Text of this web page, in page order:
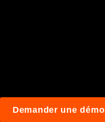
Demander une démo